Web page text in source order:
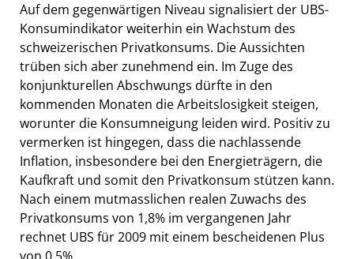
Auf dem gegenwärtigen Niveau signalisiert der UBS-
Konsumindikator weiterhin ein Wachstum des
schweizerischen Privatkonsums. Die Aussichten
trüben sich aber zunehmend ein. Im Zuge des
konjunkturellen Abschwungs dürfte in den
kommenden Monaten die Arbeitslosigkeit steigen,
worunter die Konsumneigung leiden wird. Positiv zu
vermerken ist hingegen, dass die nachlassende
Inflation, insbesondere bei den Energieträgern, die
Kaufkraft und somit den Privatkonsum stützen kann.
Nach einem mutmasslichen realen Zuwachs des
Privatkonsums von 1,8% im vergangenen Jahr
rechnet UBS für 2009 mit einem bescheidenen Plus